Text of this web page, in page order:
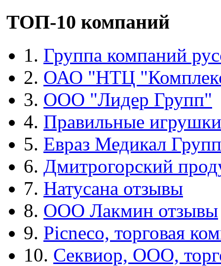
ТОП-10 компаний
1. Группа компаний
2. ОАО "НТЦ
3. ООО "Лидер Групп"
4. Правильные игрушки
5. Евраз Медикал Групп
6. Дмитрогорский
7. Натусана отзывы
8. ООО Лакмин отзывы
9. Picneco, торговая
10. Секвиор, ООО,